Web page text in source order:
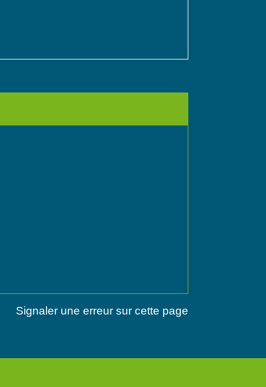
Signaler une erreur sur cette page